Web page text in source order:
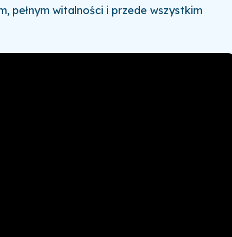
pełnym witalności i przede wszystkim